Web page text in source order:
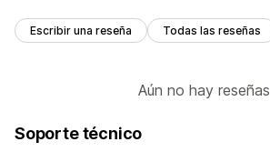
Escribir una reseña Todas las reseñas
Aún no hay reseñas
Soporte técnico